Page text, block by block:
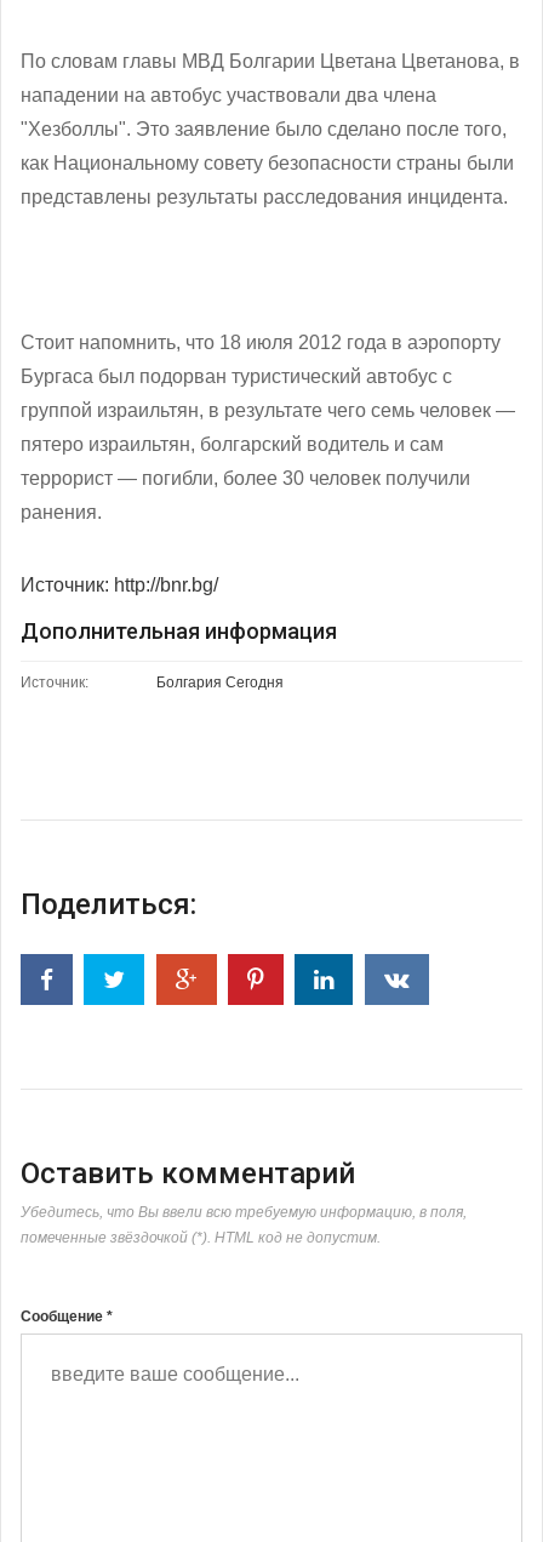
По словам главы МВД Болгарии Цветана Цветанова, в
нападении на автобус участвовали два члена
"Хезболлы". Это заявление было сделано после того,
как Национальному совету безопасности страны были
представлены результаты расследования инцидента.
Стоит напомнить, что 18 июля 2012 года в аэропорту
Бургаса был подорван туристический автобус с
группой израильтян, в результате чего семь человек —
пятеро израильтян, болгарский водитель и сам
террорист — погибли, более 30 человек получили
ранения.
Источник: http://bnr.bg/
Дополнительная информация
Источник: Болгария Сегодня
Поделиться:
Оставить комментарий
Убедитесь, что Вы ввели всю требуемую информацию, в поля,
помеченные звёздочкой (*). HTML код не допустим.
Сообщение *